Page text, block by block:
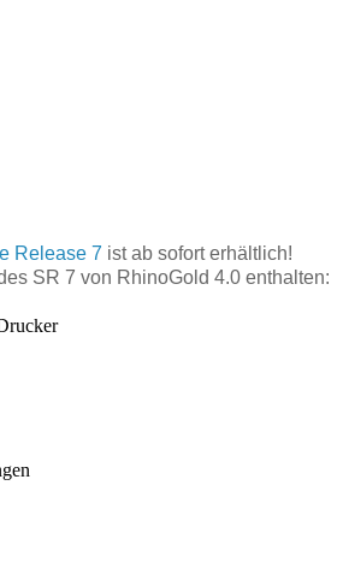
Release 7 ist ab sofort erhältlich!
SR 7 von RhinoGold 4.0 enthalten: